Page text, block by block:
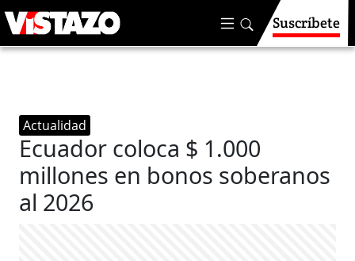
Suscríbete
Actualidad
Ecuador coloca $ 1.000
millones en bonos soberanos
al 2026